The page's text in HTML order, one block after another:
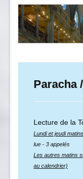
Paracha
Lecture de la
Lundi et jeudi
lue - 3 appelés
Les autres matins
au calendrier)